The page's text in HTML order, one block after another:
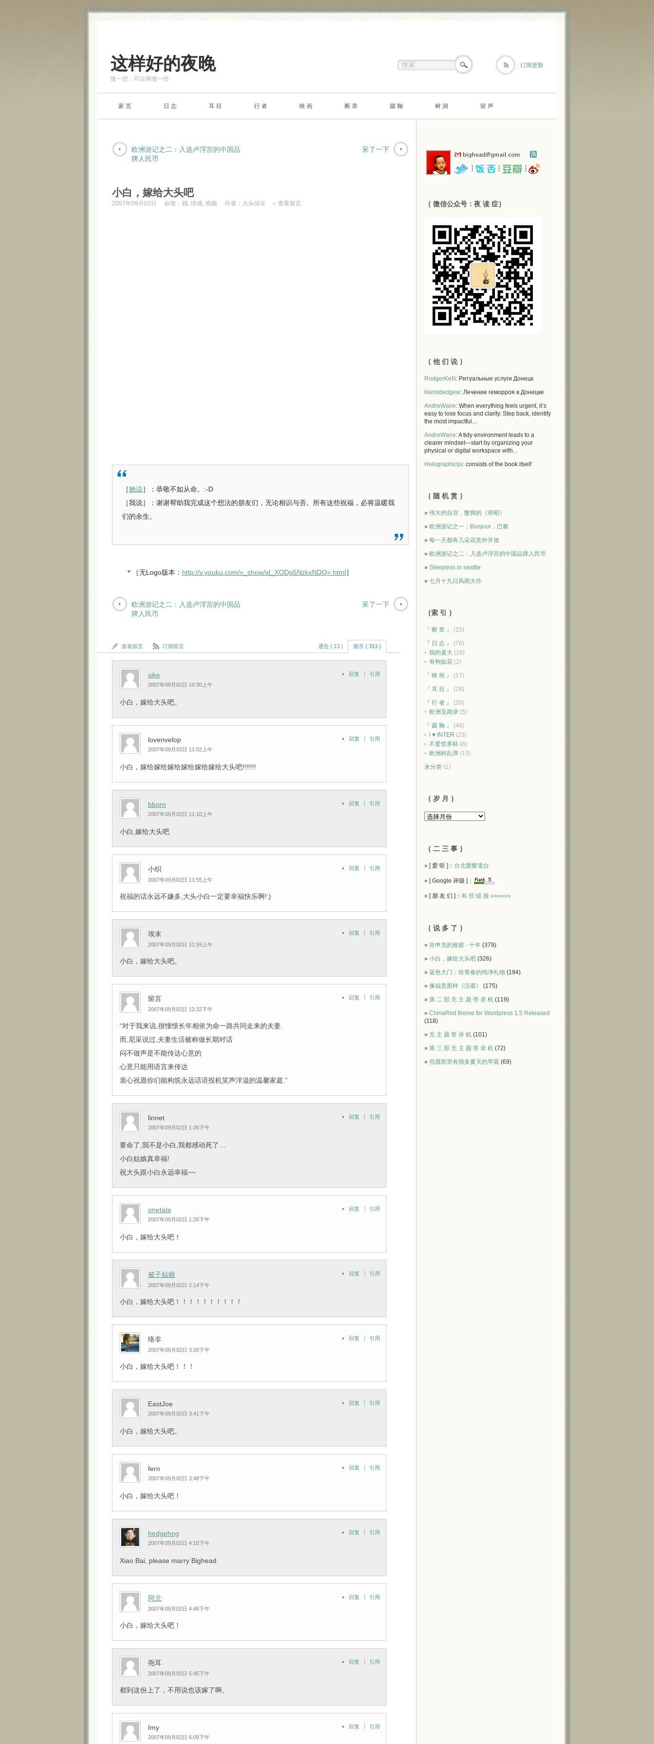
这样好的夜晚
慢一些，可以再慢一些
订阅更新
家 页 日 志 耳 目 行 者 映 画 断 章 蹴 鞠 树 洞 留 声
欧洲游记之二：入选卢浮宫的中国品
牌人民币
呆了一下
小白，嫁给大头吧
2007年09月02日 标签： 婚, 情感, 视频 作者： 大头绿豆 查看留言
［她说］：恭敬不如从命。:-D
［我说］：谢谢帮助我完成这个想法的朋友们，无论相识与否。所有这些祝福，必将温暖我
们的余生。
＊［无Logo版本： http://v.youku.com/v_show/id_XODg5NzkxNDQ=.html］
欧洲游记之二：入选卢浮宫的中国品
牌人民币
呆了一下
发表留言 订阅留言 通告 ( 13 ) 留言 ( 313 )
sike
2007年09月02日 10:30上午
回复 引用
小白，嫁给大头吧。
lovenvelop
2007年09月02日 11:02上午
回复 引用
小白，嫁给嫁给嫁给嫁给嫁给嫁给大头吧!!!!!!!
bborn
2007年09月02日 11:10上午
回复 引用
小白,嫁给大头吧
小织
2007年09月02日 11:55上午
回复 引用
祝福的话永远不嫌多,大头小白一定要幸福快乐啊!:)
埃末
2007年09月02日 11:59上午
回复 引用
小白，嫁给大头吧。
留言
2007年09月02日 12:32下午
回复 引用
“对于我来说,很憧憬长年相依为命一路共同走来的夫妻.
而,尼采说过,夫妻生活被称做长期对话
闷不做声是不能传达心意的
心意只能用语言来传达
衷心祝愿你们能构筑永远话语投机笑声洋溢的温馨家庭.”
linnet
2007年09月02日 1:26下午
回复 引用
要命了,我不是小白,我都感动死了…
小白姑娘真幸福!
祝大头跟小白永远幸福~~
onetate
2007年09月02日 1:26下午
回复 引用
小白，嫁给大头吧！
被子姑娘
2007年09月02日 2:14下午
回复 引用
小白，嫁给大头吧！！！！！！！！！！
络非
2007年09月02日 3:26下午
回复 引用
小白，嫁给大头吧！！！
EastJoe
2007年09月02日 3:41下午
回复 引用
小白，嫁给大头吧。
fern
2007年09月02日 3:48下午
回复 引用
小白，嫁给大头吧！
hedgehog
2007年09月02日 4:10下午
回复 引用
Xiao Bai, please marry Bighead
阿北
2007年09月02日 4:46下午
回复 引用
小白，嫁给大头吧！
尧耳
2007年09月02日 5:45下午
回复 引用
都到这份上了，不用说也该嫁了啊。
Imy
2007年09月02日 6:09下午
回复 引用
┆ ┆ ┆
｛ 微信公众号：夜 读 症｝
｛ 他 们 说 ｝
RodgerKeN : Ритуальные услуги Донецк
Haroldedgew: Лечение геморроя в Донецке
AndreWaire: When everything feels urgent, it’s
easy to lose focus and clarity. Step back, identify
the most impactful...
AndreWaire: A tidy environment leads to a
clearer mindset—start by organizing your
physical or digital workspace with...
Holographicljs: consists of the book itself
｛ 随 机 赏 ｝
» 伟大的自宫，蹩脚的《班昭》
» 欧洲游记之一：Bonjour，巴黎
» 每一天都有几朵花意外开放
» 欧洲游记之二：入选卢浮宫的中国品牌人民币
» Sleepless in seattle
» 七月十九日风雨大作
｛索 引 ｝
『 断 章 』
(15)
『 日 志 』
(76)
我的厦大 (18)
有狗如花 (2)
『 映 画 』
(17)
『 耳 目 』
(28)
『 行 者 』
(29)
欧洲见闻录 (5)
『 蹴 鞠 』
(48)
i ♥ INTER (23)
不爱世界杯 (8)
欧洲杯乱弹 (13)
未分类 (1)
｛ 岁 月 ｝
｛ 二 三 事 ｝
» [ 爱 听 ]： 台北愛樂電台
» [ Google 评级 ]：
» [ 朋 友 们 ]： 有 些 链 接 »»»»»»
｛ 说 多 了 ｝
» 肖申克的救赎 · 十年 (379)
» 小白，嫁给大头吧 (326)
» 蓝色大门：给青春的纯净礼物 (194)
» 像福贵那样《活着》
(175)
» 第 二 部 无 主 题 答 录 机 (119)
» ChinaRed theme for Wordpress 1.5 Released
(118)
» 无 主 题 答 录 机 (101)
» 第 三 部 无 主 题 答 录 机 (72)
» 但愿那里有很多夏天的早晨 (69)